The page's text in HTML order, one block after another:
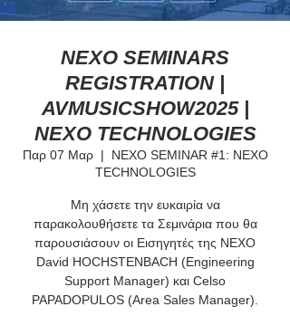
NEXO SEMINARS
REGISTRATION |
AVMUSICSHOW2025 |
NEXO TECHNOLOGIES
Παρ 07 Μαρ
  |
NEXO SEMINAR #1: NEXO
TECHNOLOGIES
Μη χάσετε την ευκαιρία να
παρακολουθήσετε τα Σεμινάρια που θα
παρουσιάσουν οι Εισηγητές της NEXO
David HOCHSTENBACH (Engineering
Support Manager) και Celso
PAPADOPULOS (Area Sales Manager).